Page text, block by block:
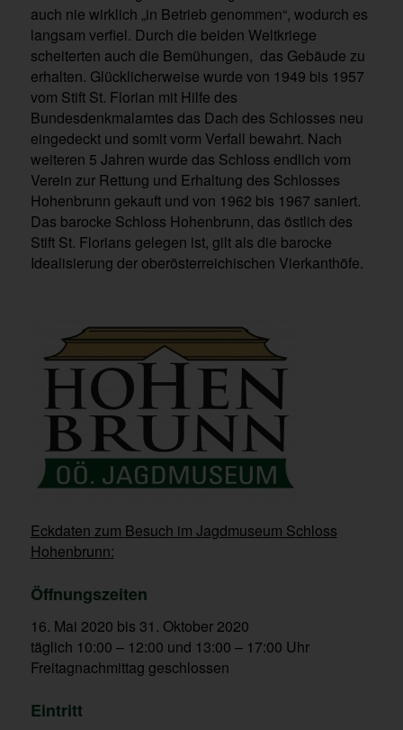
auch nie wirklich „in Betrieb genommen“, wodurch es
langsam verfiel. Durch die beiden Weltkriege
scheiterten auch die Bemühungen, das Gebäude zu
erhalten. Glücklicherweise wurde von 1949 bis 1957
vom Stift St. Florian mit Hilfe des
Bundesdenkmalamtes das Dach des Schlosses neu
eingedeckt und somit vorm Verfall bewahrt. Nach
weiteren 5 Jahren wurde das Schloss endlich vom
Verein zur Rettung und Erhaltung des Schlosses
Hohenbrunn gekauft und von 1962 bis 1967 saniert.
Das barocke Schloss Hohenbrunn, das östlich des
Stift St. Florians gelegen ist, gilt als die barocke
Idealisierung der oberösterreichischen Vierkanthöfe.
Eckdaten zum Besuch im Jagdmuseum Schloss
Hohenbrunn:
Öffnungszeiten
16. Mai 2020 bis 31. Oktober 2020
täglich 10:00 – 12:00 und 13:00 – 17:00 Uhr
Freitagnachmittag geschlossen
Eintritt